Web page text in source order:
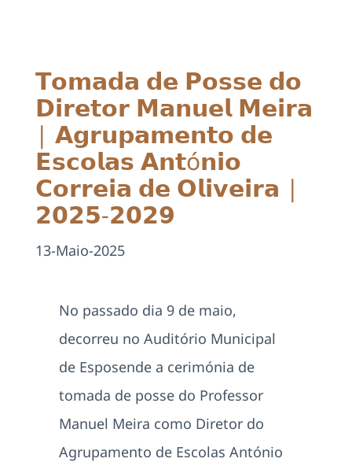
Área Reservada
Pesquisar
𝗧𝗼𝗺𝗮𝗱𝗮 𝗱𝗲 𝗣𝗼𝘀𝘀𝗲 𝗱𝗼
𝗗𝗶𝗿𝗲𝘁𝗼𝗿 𝗠𝗮𝗻𝘂𝗲𝗹 𝗠𝗲𝗶𝗿𝗮
| 𝗔𝗴𝗿𝘂𝗽𝗮𝗺𝗲𝗻𝘁𝗼 𝗱𝗲
𝗘𝘀𝗰𝗼𝗹𝗮𝘀 𝗔𝗻𝘁ó𝗻𝗶𝗼
𝗖𝗼𝗿𝗿𝗲𝗶𝗮 𝗱𝗲 𝗢𝗹𝗶𝘃𝗲𝗶𝗿𝗮 |
𝟮𝟬𝟮𝟱-𝟮𝟬𝟮𝟵
13-Maio-2025
No passado dia 9 de maio,
decorreu no Auditório Municipal
de Esposende a cerimónia de
tomada de posse do Professor
Manuel Meira como Diretor do
Agrupamento de Escolas António